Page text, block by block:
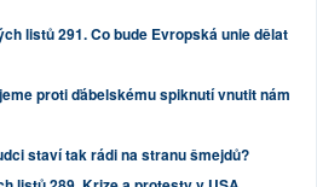
listů 291. Co bude Evropská unie dělat
proti ďábelskému spiknutí vnutit nám
staví tak rádi na stranu šmejdů?